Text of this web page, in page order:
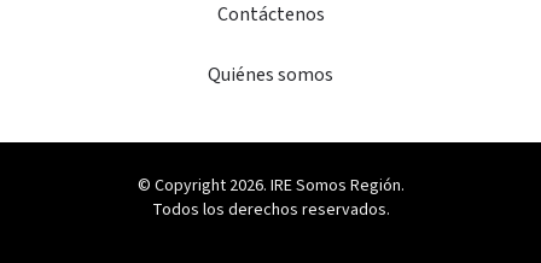
Contáctenos
Quiénes somos
© Copyright 2026. IRE Somos Región.
Todos los derechos reservados.